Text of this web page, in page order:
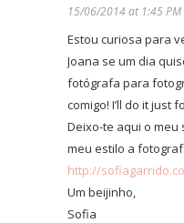
15/06/2014 at 1:45 PM
Estou curiosa para
Joana se um dia
fotógrafa para
comigo! I’ll do it just
Deixo-te aqui o meu
meu estilo a
http://
Um beijinho,
Sofia